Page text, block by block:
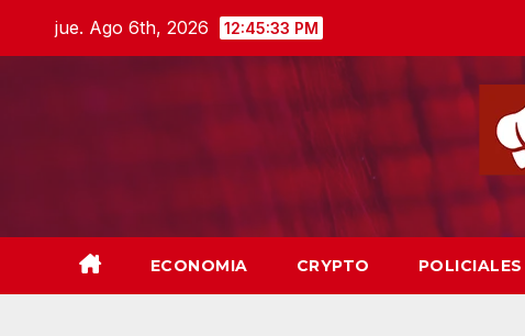
jue. Ago 6th, 2026 12:45:35 PM
ECONOMIA CRYPTO POLICIALES